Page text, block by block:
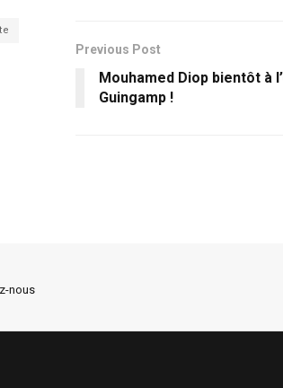
Previous Post
Mouhamed Diop bientôt à
Guingamp !
nous